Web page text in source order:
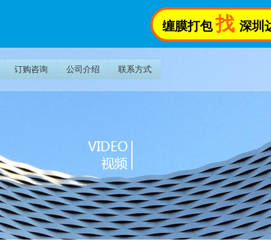
缠膜打包 找 深圳
订购咨询 公司介绍 联系方式